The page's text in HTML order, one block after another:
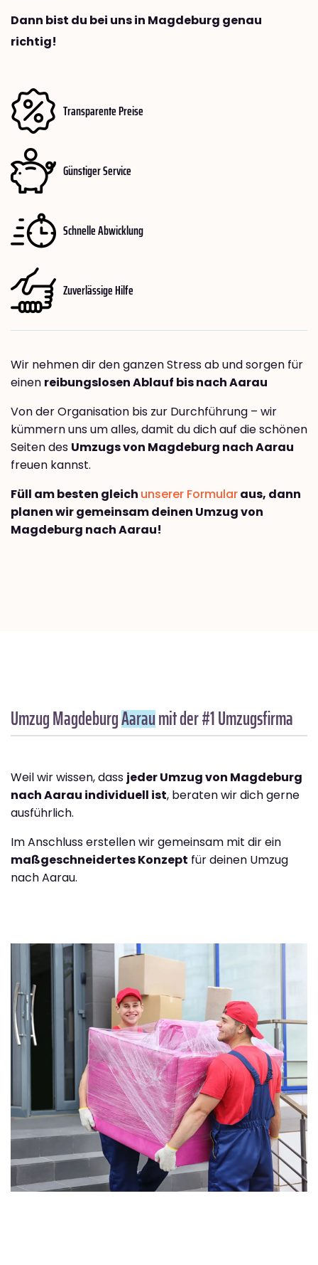
Dann bist du bei uns in Magdeburg genau
richtig!
Transparente Preise
Günstiger Service
Schnelle Abwicklung
Zuverlässige Hilfe
Wir nehmen dir den ganzen Stress ab und sorgen für
einen reibungslosen Ablauf bis nach Aarau
Von der Organisation bis zur Durchführung – wir
kümmern uns um alles, damit du dich auf die schönen
Seiten des Umzugs von Magdeburg nach Aarau
freuen kannst.
Füll am besten gleich unserer Formularaus, dann
planen wir gemeinsam deinen Umzug von
Magdeburg nach Aarau!
Umzug MagdeburgAaraumit der #1 Umzugsfirma
Weil wir wissen, dass jeder Umzug von Magdeburg
nach Aarau individuell ist, beraten wir dich gerne
ausführlich.
Im Anschluss erstellen wir gemeinsam mit dir ein
maßgeschneidertes Konzept für deinen Umzug
nach Aarau.